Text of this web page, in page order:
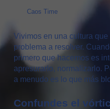
Caos Time
Vivimos en una cultura
problema a resolver.
primero que hacemos es
apresurarlo, normalizarlo.
a menudo es lo que más
Confundes el